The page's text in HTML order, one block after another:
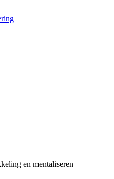
en mentaliseren